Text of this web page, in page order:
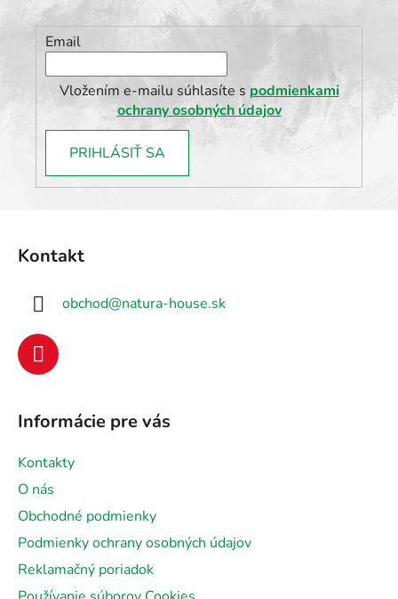
Email
Vložením e-mailu súhlasíte spodmienkami
ochrany osobných údajov
PRIHLÁSIŤ SA
Kontakt
obchod@natura-house.sk
Informácie pre vás
Kontakty
O nás
Obchodné podmienky
Podmienky ochrany osobných údajov
Reklamačný poriadok